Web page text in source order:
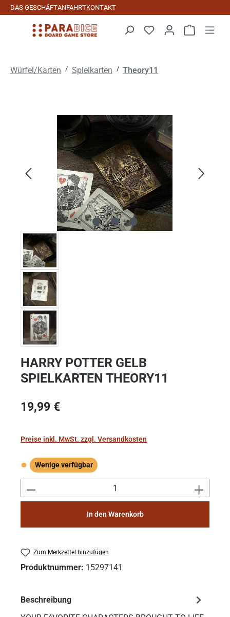
Zum Hauptinhalt springen
DAS GESCHÄFTANFAHRTKONTAKT
Würfel/Karten / Spielkarten / Theory11
Bildergalerie überspringen
HARRY POTTER GELB
SPIELKARTEN THEORY11
Regulärer Preis:
19,99 €
Preise inkl. MwSt. zzgl. Versandkosten
Wenige verfügbar
Wenige verfügbar
Produkt Anzahl: Gib den gewünschten
In den Warenkorb
Zum Merkzettel hinzufügen
Produktnummer: 15297141
Beschreibung